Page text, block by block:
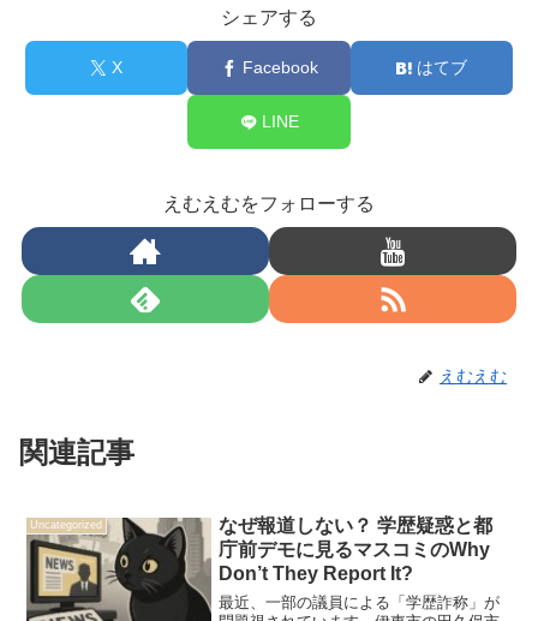
シェアする
X Facebook はてブ
LINE
えむえむをフォローする
えむえむ
関連記事
Uncategorized
なぜ報道しない？ 学歴疑惑と都
庁前デモに見るマスコミのWhy
Don’t They Report It?
最近、一部の議員による「学歴詐称」が